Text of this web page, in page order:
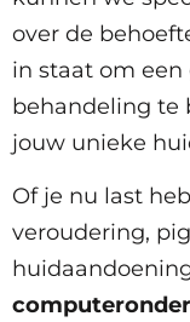
over de
in staat om een
behandeling te
jouw unieke
Of je nu last
veroudering,